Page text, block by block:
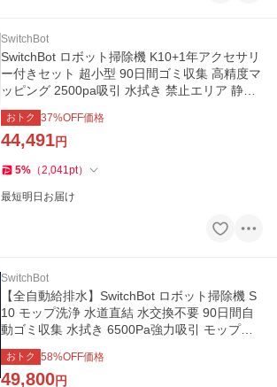
SwitchBot
SwitchBot ロボット掃除機 K10+1年アクセサリ
ー付きセット 超小型 90日間ゴミ収集 高精度マ
ッピング 2500pa吸引 水拭き 禁止エリア 静音
遠隔 自動充電 2年保証
おトク 37%OFF価格
44,491円
5% （2,041pt）
最短明日お届け
SwitchBot
【全自動給排水】SwitchBot ロボット掃除機 S
10 モップ洗浄 水道直結 水交換不要 90日間自
動ゴミ収集 水拭き 6500Pa強力吸引 モップ乾
燥 Alexa 音声 1年保証
おトク 58%OFF価格
49,800円